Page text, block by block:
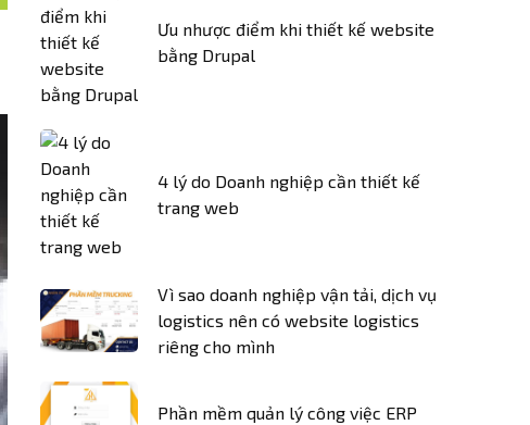
Ưu nhược điểm khi thiết kế website
bằng Drupal
4 lý do Doanh nghiệp cần thiết kế
trang web
Vì sao doanh nghiệp vận tải, dịch vụ
logistics nên có website logistics
riêng cho mình
Phần mềm quản lý công việc ERP